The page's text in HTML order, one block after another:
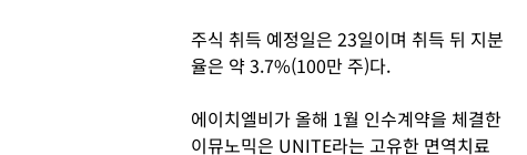
주식 취득 예정일은 23일이며 취득 뒤 지분
율은 약 3.7%(100만 주)다.
에이치엘비가 올해 1월 인수계약을 체결한
이뮤노믹은 UNITE라는 고유한 면역치료